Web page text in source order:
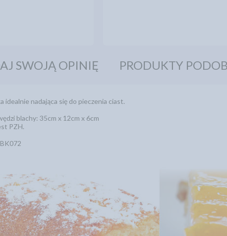
SWOJĄ OPINIĘ PRODUKTY
idealnie nadająca się do pieczenia ciast.
blachy: 35cm x 12cm x 6cm
PZH.